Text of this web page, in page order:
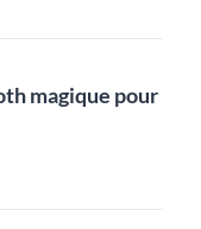
magique pour